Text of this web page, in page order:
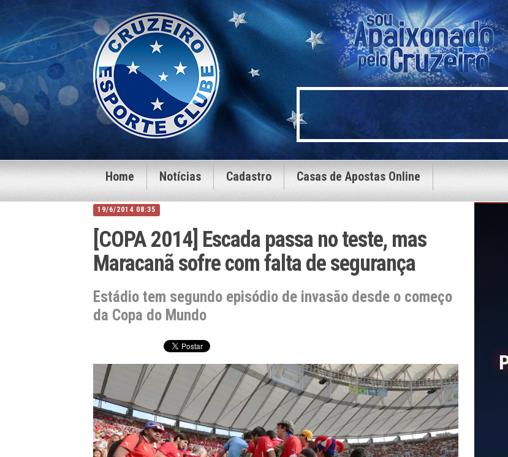
Home Notícias Cadastro Casas de Apostas Online
19/6/2014 08:35
[COPA 2014] Escada passa no teste, mas
Maracanã sofre com falta de segurança
Estádio tem segundo episódio de invasão desde o começo
da Copa do Mundo